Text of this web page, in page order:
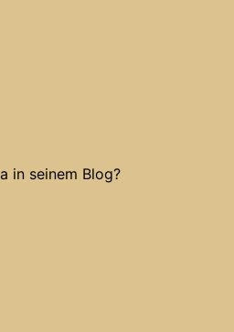
in seinem Blog?